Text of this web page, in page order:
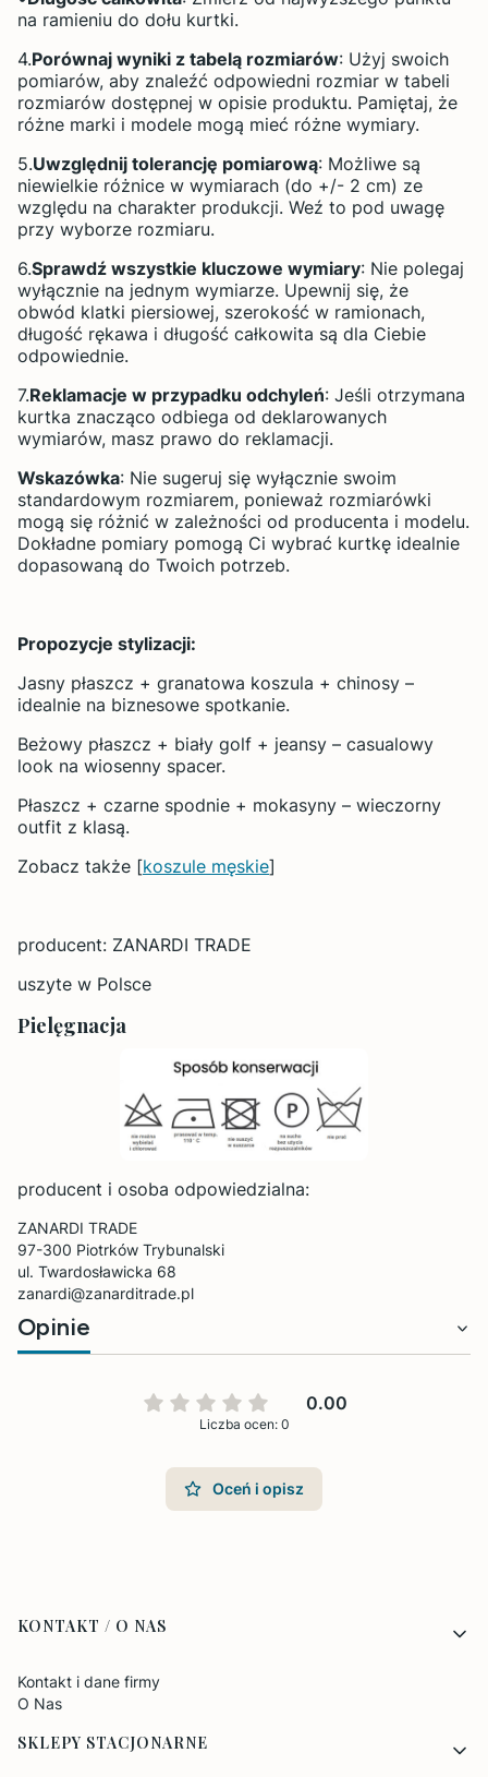
na ramieniu do dołu kurtki.
4.Porównaj wyniki z tabelą rozmiarów: Użyj swoich
pomiarów, aby znaleźć odpowiedni rozmiar w tabeli
rozmiarów dostępnej w opisie produktu. Pamiętaj, że
różne marki i modele mogą mieć różne wymiary.
5.Uwzględnij tolerancję pomiarową: Możliwe są
niewielkie różnice w wymiarach (do +/- 2 cm) ze
względu na charakter produkcji. Weź to pod uwagę
przy wyborze rozmiaru.
6.Sprawdź wszystkie kluczowe wymiary: Nie polegaj
wyłącznie na jednym wymiarze. Upewnij się, że
obwód klatki piersiowej, szerokość w ramionach,
długość rękawa i długość całkowita są dla Ciebie
odpowiednie.
7.Reklamacje w przypadku odchyleń: Jeśli otrzymana
kurtka znacząco odbiega od deklarowanych
wymiarów, masz prawo do reklamacji.
Wskazówka: Nie sugeruj się wyłącznie swoim
standardowym rozmiarem, ponieważ rozmiarówki
mogą się różnić w zależności od producenta i modelu.
Dokładne pomiary pomogą Ci wybrać kurtkę idealnie
dopasowaną do Twoich potrzeb.
Propozycje stylizacji:
Jasny płaszcz + granatowa koszula + chinosy –
idealnie na biznesowe spotkanie.
Beżowy płaszcz + biały golf + jeansy – casualowy
look na wiosenny spacer.
Płaszcz + czarne spodnie + mokasyny – wieczorny
outfit z klasą.
Zobacz także [koszule męskie]
producent: ZANARDI TRADE
uszyte w Polsce
Pielęgnacja
producent i osoba odpowiedzialna:
ZANARDI TRADE
97-300 Piotrków Trybunalski
ul. Twardosławicka 68
zanardi@zanarditrade.pl
Opinie
0.00
Liczba ocen: 0
Oceń i opisz
Linki w stopce
KONTAKT / O NAS
Kontakt i dane firmy
O Nas
SKLEPY STACJONARNE